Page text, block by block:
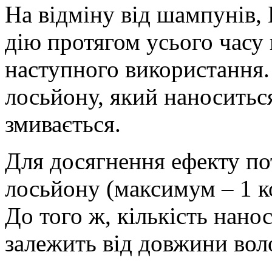
На відміну від шампунів,
дію протягом усього
наступного
лосьйону, який
змивається.
Для досягнення ефекту
лосьйону (максимум – 1
До того ж, кількість
залежить від довжини